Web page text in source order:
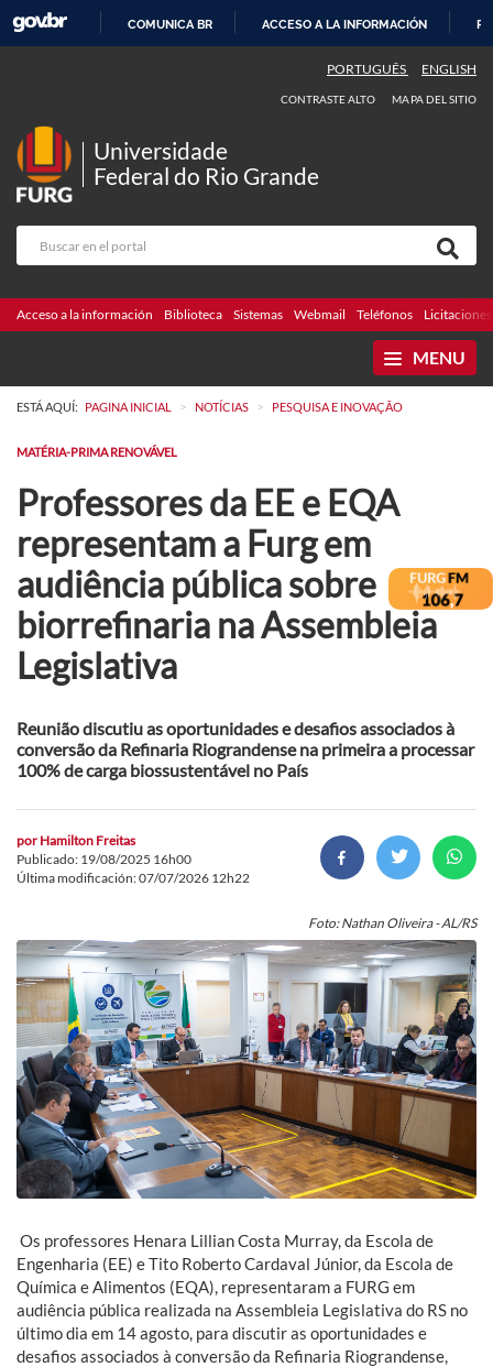
CONTENIDO
COMUNICA BR ACCESO A LA INFORMACIÓN
PORTUGUÊS ENGLISH
CONTRASTE ALTO MAPA DEL SITIO
Universidade
Federal do Rio Grande
Acceso a la información Biblioteca Sistemas Webmail Teléfonos Licitaciones
MENU
ESTÁ AQUÍ: PAGINA INICIAL > NOTÍCIAS > PESQUISA E INOVAÇÃO
MATÉRIA-PRIMA RENOVÁVEL
Professores da EE e EQA
representam a Furg em
audiência pública sobre
biorrefinaria na Assembleia
Legislativa
Reunião discutiu as oportunidades e desafios associados à
conversão da Refinaria Riograndense na primeira a processar
100% de carga biossustentável no País
por Hamilton Freitas
Publicado: 19/08/2025 16h00
Última modificación: 07/07/2026 12h22
Foto: Nathan Oliveira - AL/RS
Os professores Henara Lillian Costa Murray, da Escola de
Engenharia (EE) e Tito Roberto Cardaval Júnior, da Escola de
Química e Alimentos (EQA), representaram a FURG em
audiência pública realizada na Assembleia Legislativa do RS no
último dia em 14 agosto, para discutir as oportunidades e
desafios associados à conversão da Refinaria Riograndense,